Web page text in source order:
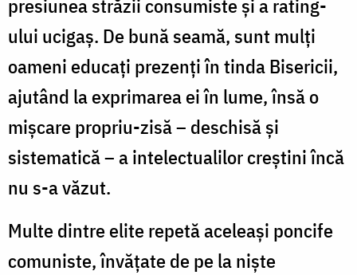
presiunea străzii consumiste şi a rating-
ului ucigaş. De bună seamă, sunt mulţi
oameni educaţi prezenţi în tinda Bisericii,
ajutând la exprimarea ei în lume, însă o
mişcare propriu-zisă – deschisă şi
sistematică – a intelectualilor creştini încă
nu s-a văzut.
Multe dintre elite repetă aceleaşi poncife
comuniste, învăţate de pe la nişte